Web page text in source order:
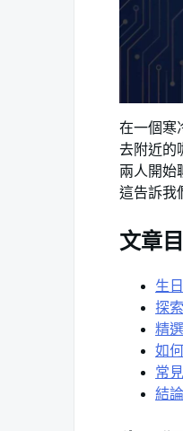
在一個寒
去附近的
兩人開始
這告訴我
文章
生
探
精
如
常
結論